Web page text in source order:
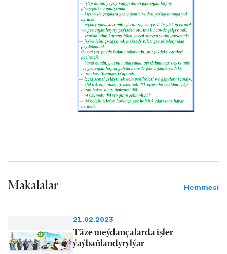
Makalalar Hemmesi
21.02.2023
Täze meýdançalarda işler
ýaýbaňlandyrylýar